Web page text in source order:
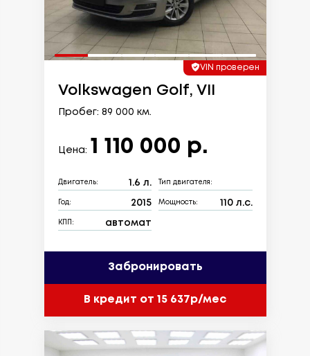
VIN проверен
Volkswagen Golf, VII
Пробег: 89 000 км.
Цена: 1 110 000 р.
Двигатель: 1.6 л. Тип двигателя:
Год: 2015 Мощность: 110 л.с.
КПП: автомат
Забронировать
В кредит от 15 637р/мес